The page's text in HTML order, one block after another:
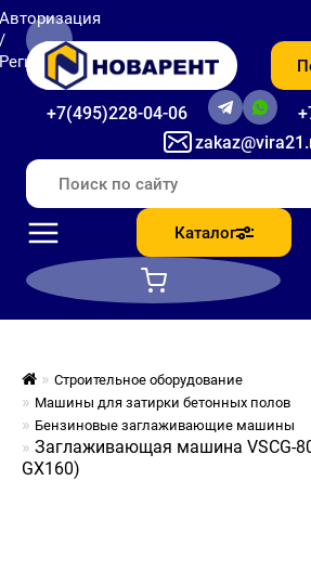
+7(495)228-04-06
Каталог
Строительное оборудование
Машины для затирки бетонных полов
Бензиновые заглаживающие машины
Заглаживающая машина VSCG-
GX160)